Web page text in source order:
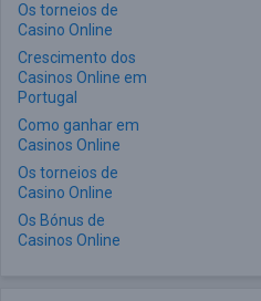
Os torneios de
Casino Online
Crescimento dos
Casinos Online em
Portugal
Como ganhar em
Casinos Online
Os torneios de
Casino Online
Os Bónus de
Casinos Online